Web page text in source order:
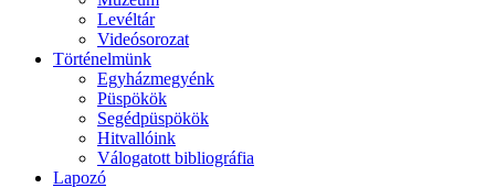
Levéltár
Videósorozat
Történelmünk
Egyházmegyénk
Püspökök
Segédpüspökök
Hitvallóink
Válogatott bibliográfia
Lapozó